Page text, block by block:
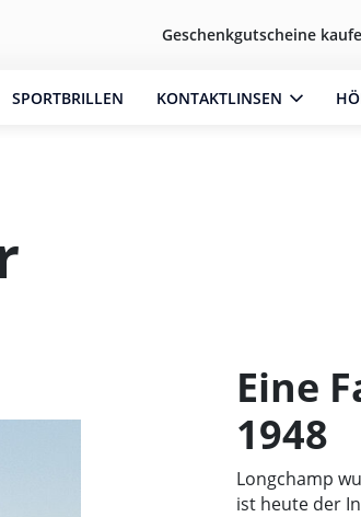
Geschenkgutscheine
SPORTBRILLEN KONTAKTLINSEN
Eine
1948
Longchamp
ist heute der